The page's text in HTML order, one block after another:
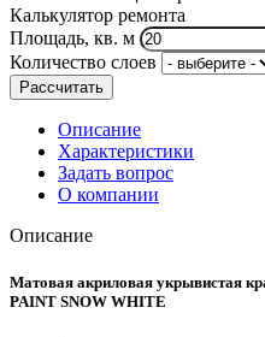
Калькулятор ремонта
Площадь, кв. м
Количество слоев
Рассчитать
Описание
Характеристики
Задать вопрос
О компании
Описание
Матовая акриловая укрывистая
PAINT SNOW WHITE